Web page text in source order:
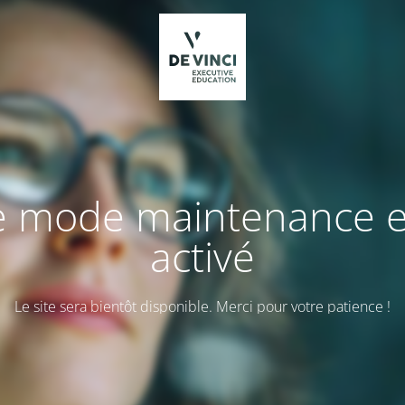
mode maintenance
activé
Le site sera bientôt disponible. Merci pour votre patience !